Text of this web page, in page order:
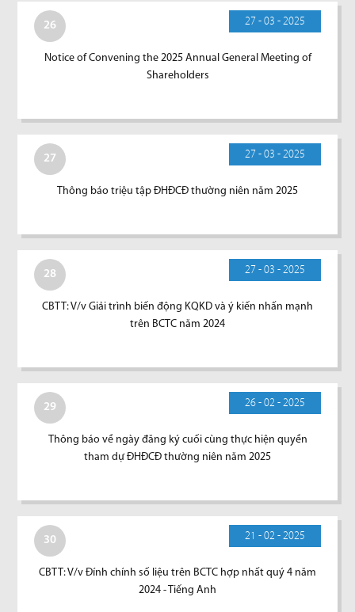
26 27 - 03 - 2025
Notice of Convening the 2025 Annual General Meeting of
Shareholders
27 27 - 03 - 2025
Thông báo triệu tập ĐHĐCĐ thường niên năm 2025
28 27 - 03 - 2025
CBTT: V/v Giải trình biến động KQKD và ý kiến nhấn mạnh
trên BCTC năm 2024
29 26 - 02 - 2025
Thông báo về ngày đăng ký cuối cùng thực hiện quyền
tham dự ĐHĐCĐ thường niên năm 2025
30 21 - 02 - 2025
CBTT: V/v Đính chính số liệu trên BCTC hợp nhất quý 4 năm
2024 - Tiếng Anh